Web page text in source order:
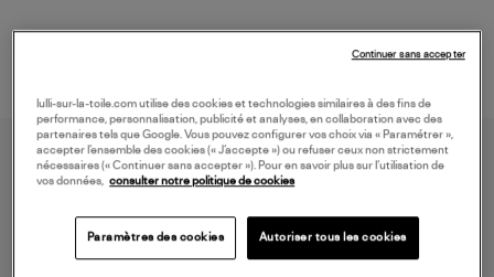
lulli-sur-la-toile.com utilise des cookies et technologies similaires à des fins de
performance, personnalisation, publicité et analyses, en collaboration avec des
partenaires tels que Google. Vous pouvez configurer vos choix via « Paramétrer »,
accepter l’ensemble des cookies (« J’accepte ») ou refuser ceux non strictement
nécessaires (« Continuer sans accepter »). Pour en savoir plus sur l’utilisation de
vos données,
consulter notre politique de cookies
Paramètres des cookies Autoriser tous les cookies
Continuer sans accepter